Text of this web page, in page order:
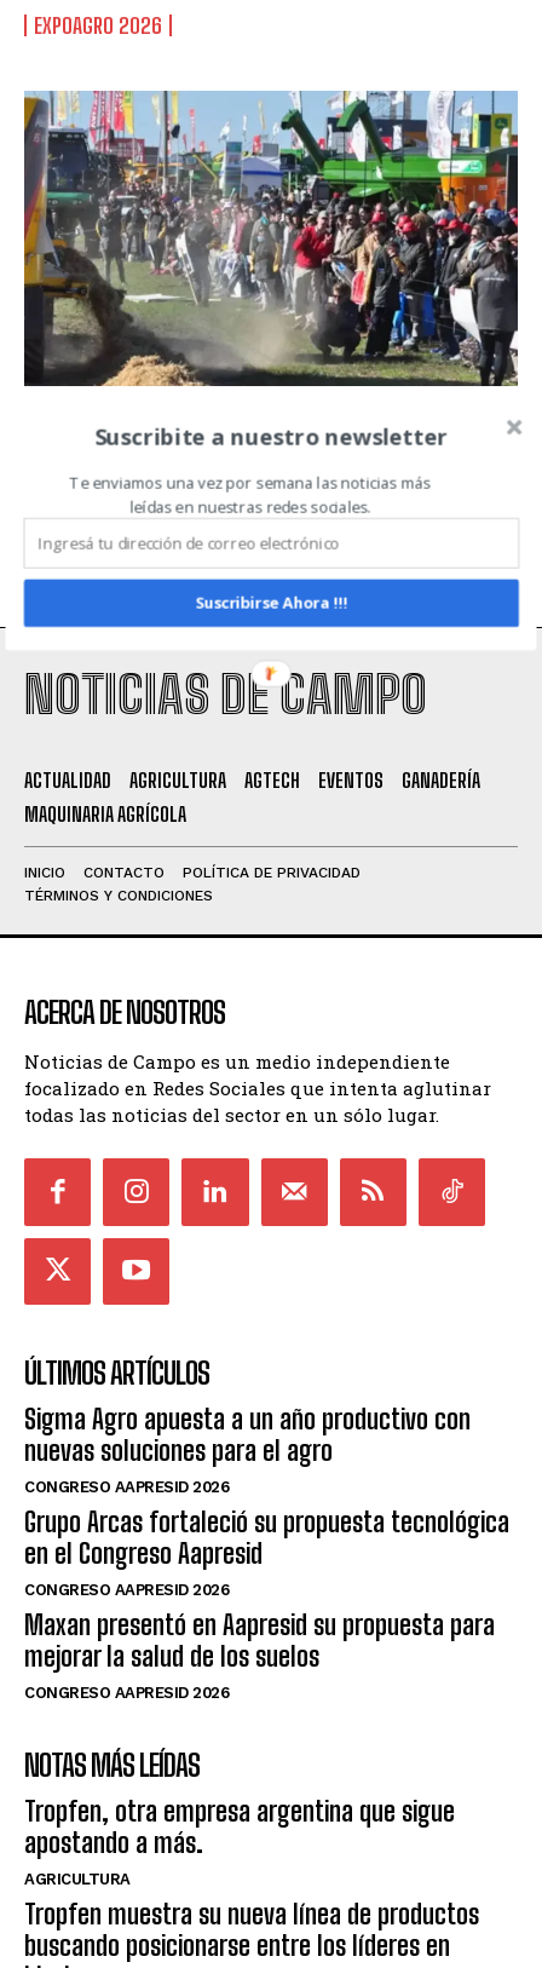
Suscribite al Newsletter
QUIERO SUSCRIBIRME
Leí y acepto laPolítica de Privacidad.
EXPOAGRO 2026
¡A no perderse las dinámicas!
AGROACTIVA 2022
NOTICIAS DE CAMPO
ACTUALIDAD AGRICULTURA AGTECH EVENTOS
GANADERÍA
MAQUINARIA AGRÍCOLA
INICIO CONTACTO
POLÍTICA DE PRIVACIDAD
TÉRMINOS Y CONDICIONES
ACERCA DE NOSOTROS
Noticias de Campo es un medio independiente
focalizado en Redes Sociales que intenta aglutinar
todas las noticias del sector en un sólo lugar.
ÚLTIMOS ARTÍCULOS
Sigma Agro apuesta a un año productivo con
nuevas soluciones para el agro
CONGRESO AAPRESID 2026
Grupo Arcas fortaleció su propuesta tecnológica
en el Congreso Aapresid
CONGRESO AAPRESID 2026
Maxan presentó en Aapresid su propuesta para
mejorar la salud de los suelos
CONGRESO AAPRESID 2026
NOTAS MÁS LEÍDAS
Tropfen, otra empresa argentina que sigue
apostando a más.
AGRICULTURA
Tropfen muestra su nueva línea de productos
buscando posicionarse entre los líderes en
Suscribite a nuestro newsletter
Te enviamos una vez por semana las noticias más
leídas en nuestras redes sociales.
Suscribirse Ahora !!!